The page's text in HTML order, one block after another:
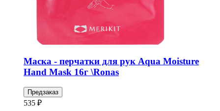
Маска - перчатки для рук Aqua Moisture
Hand Mask 16г \Ronas
Предзаказ
535 ₽